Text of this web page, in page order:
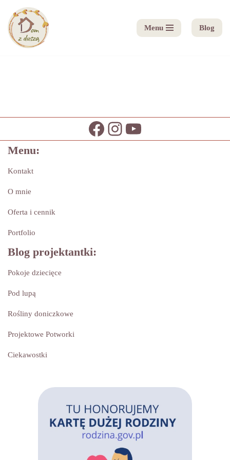
Przejdź
do
Menu Blog
Menu:
Kontakt
O mnie
Oferta i cennik
Portfolio
Blog projektantki:
Pokoje dziecięce
Pod lupą
Rośliny doniczkowe
Projektowe Potworki
Ciekawostki